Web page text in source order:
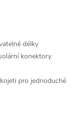
délky
konektory.
pro jednoduché